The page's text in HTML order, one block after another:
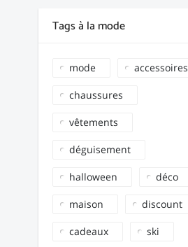
Tags à la mode
mode accessoires
chaussures
vêtements
déguisement
halloween déco
maison discount
cadeaux ski